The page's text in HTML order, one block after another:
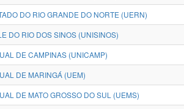
DO RIO GRANDE DO NORTE (UERN)
DO RIO DOS SINOS (UNISINOS)
DE CAMPINAS (UNICAMP)
DE MARINGÁ (UEM)
DE MATO GROSSO DO SUL (UEMS)